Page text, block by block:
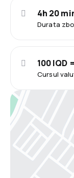
Durata
4h 20
Cursul
100 IQD